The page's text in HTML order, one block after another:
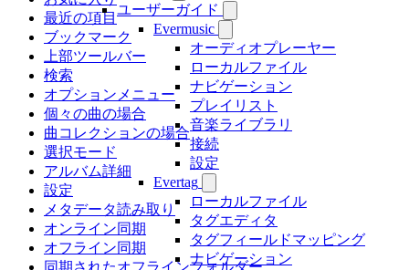
ユーザーガイド
Evermusic
オーディオプレーヤー
ローカルファイル
ナビゲーション
プレイリスト
音楽ライブラリ
接続
設定
Evertag
ローカルファイル
タグエディタ
タグフィールドマッピング
ナビゲーション
最近の項目
ブックマーク
上部ツールバー
検索
オプションメニュー
個々の曲の場合
曲コレクションの場合
選択モード
アルバム詳細
設定
メタデータ読み取り
オンライン同期
オフライン同期
同期されたオフラインフォルダー